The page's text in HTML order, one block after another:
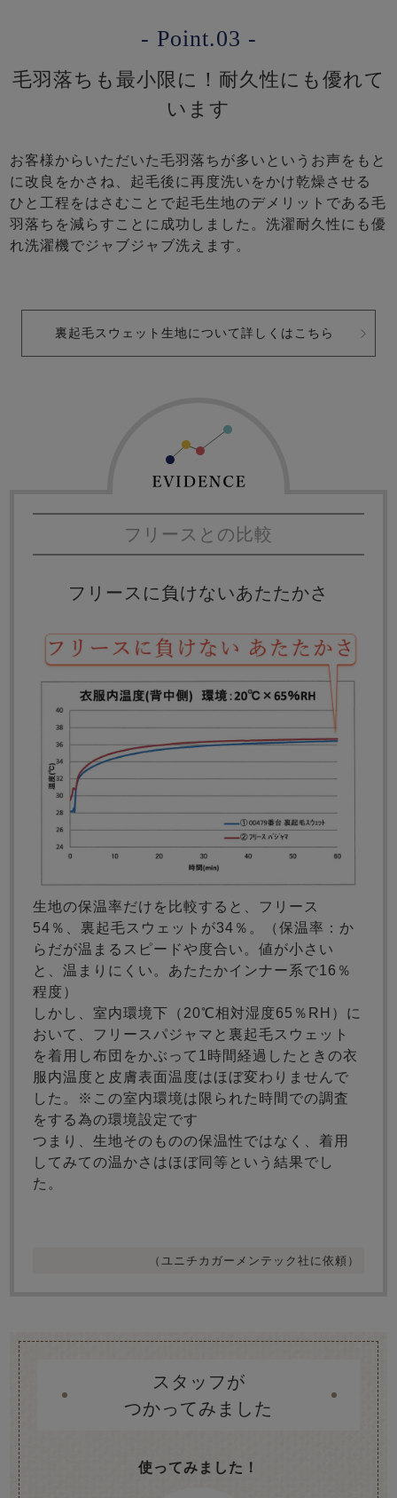
- Point.03 -
毛羽落ちも最小限に！耐久性にも優れて
います
お客様からいただいた毛羽落ちが多いというお声をもと
に改良をかさね、起毛後に再度洗いをかけ乾燥させる
ひと工程をはさむことで起毛生地のデメリットである毛
羽落ちを減らすことに成功しました。洗濯耐久性にも優
れ洗濯機でジャブジャブ洗えます。
裏起毛スウェット生地について詳しくはこちら
フリースとの比較
フリースに負けないあたたかさ
生地の保温率だけを比較すると、フリース
54％、裏起毛スウェットが34％。（保温率：か
らだが温まるスピードや度合い。値が小さい
と、温まりにくい。あたたかインナー系で16％
程度）
しかし、室内環境下（20℃相対湿度65％RH）に
おいて、フリースパジャマと裏起毛スウェット
を着用し布団をかぶって1時間経過したときの衣
服内温度と皮膚表面温度はほぼ変わりませんで
した。※この室内環境は限られた時間での調査
をする為の環境設定です
つまり、生地そのものの保温性ではなく、着用
してみての温かさはほぼ同等という結果でし
た。
（ユニチカガーメンテック社に依頼）
スタッフが
つかってみました
使ってみました！